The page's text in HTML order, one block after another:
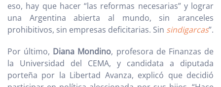
eso, hay que hacer “las reformas necesarias” y lograr
una Argentina abierta al mundo, sin aranceles
prohibitivos, sin empresas deficitarias. Sin sindigarcas”.
Por último, Diana Mondino, profesora de Finanzas de
la Universidad del CEMA, y candidata a diputada
porteña por la Libertad Avanza, explicó que decidió